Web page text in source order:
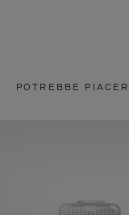
POTREBBE